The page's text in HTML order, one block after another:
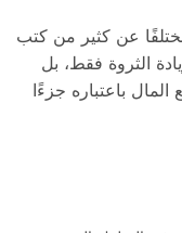
عن كثير من كتب
الثروة فقط، بل
باعتباره جزءًا